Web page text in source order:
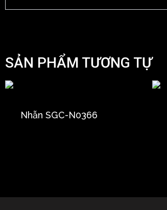
SẢN PHẨM TƯƠNG TỰ
Nhẫn SGC-N0366